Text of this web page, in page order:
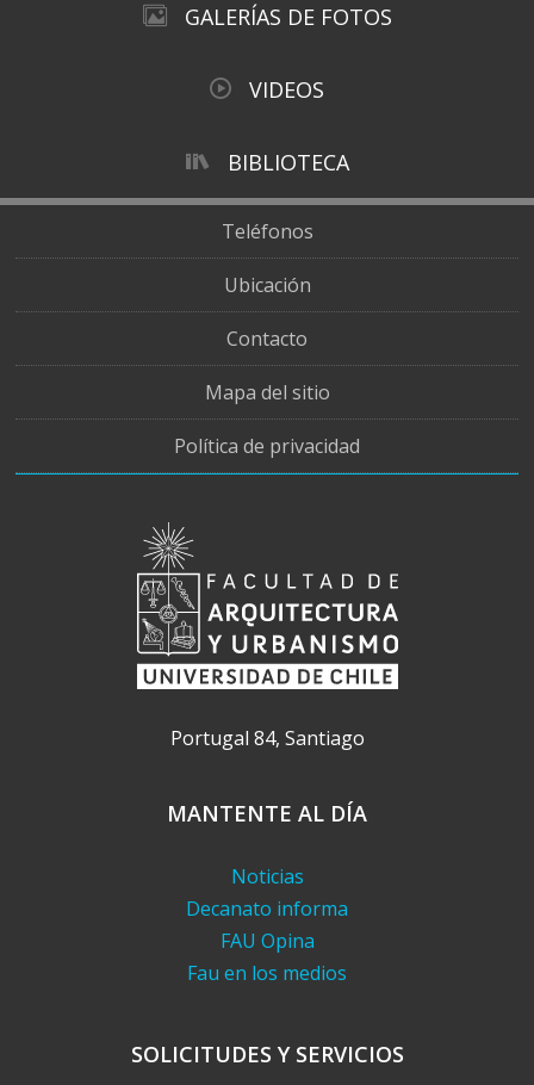
GALERÍAS DE FOTOS
VIDEOS
BIBLIOTECA
Teléfonos
Ubicación
Contacto
Mapa del sitio
Política de privacidad
Portugal 84, Santiago
MANTENTE AL DÍA
Noticias
Decanato informa
FAU Opina
Fau en los medios
SOLICITUDES Y SERVICIOS